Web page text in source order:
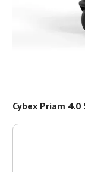
Cybex Priam